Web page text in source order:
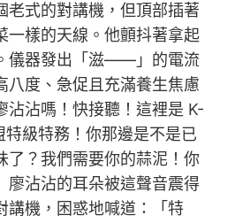
老式的對講機，但頂部插著
一樣的天線。他顫抖著拿起
儀器發出「滋——」的電流
八度、急促且充滿養生焦慮
沾沾嗎！快接聽！這裡是 K-
級特務！你那邊是不是已
了？我們需要你的蒜泥！你
廖沾沾的耳朵被這聲音震得
講機，困惑地喊道：「特